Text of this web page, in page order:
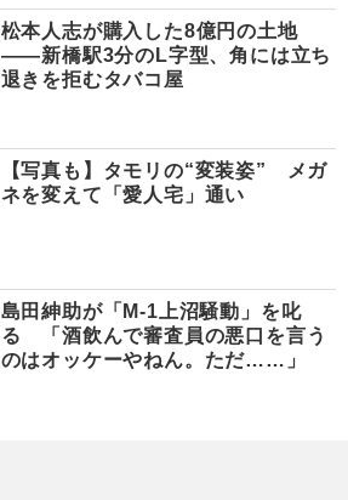
松本人志が購入した8億円の土地
――新橋駅3分のL字型、角には立ち
退きを拒むタバコ屋
【写真も】タモリの“変装姿” メガ
ネを変えて「愛人宅」通い
島田紳助が「M-1上沼騒動」を叱
る 「酒飲んで審査員の悪口を言う
のはオッケーやねん。ただ……」